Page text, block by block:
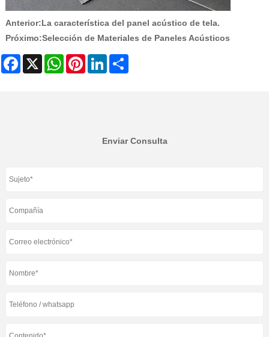
Anterior:La característica del panel acústico de tela.
Próximo:Selección de Materiales de Paneles Acústicos
Facebook WhatsAppPinterestLinkedIn
Enviar Consulta